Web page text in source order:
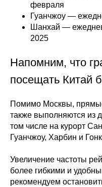
февраля
Гуанчжоу —
Шанхай —
2025
Напомним, что
посещать Китай
Помимо Москвы,
также выполняются из
том числе на курорт
Гуанчжоу, Харбин и
Увеличение частоты
более гибкими и
рекомендуем